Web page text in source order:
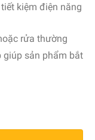
kiệm điện năng
rửa thường
giúp sản phẩm bắt
07.3947.6380